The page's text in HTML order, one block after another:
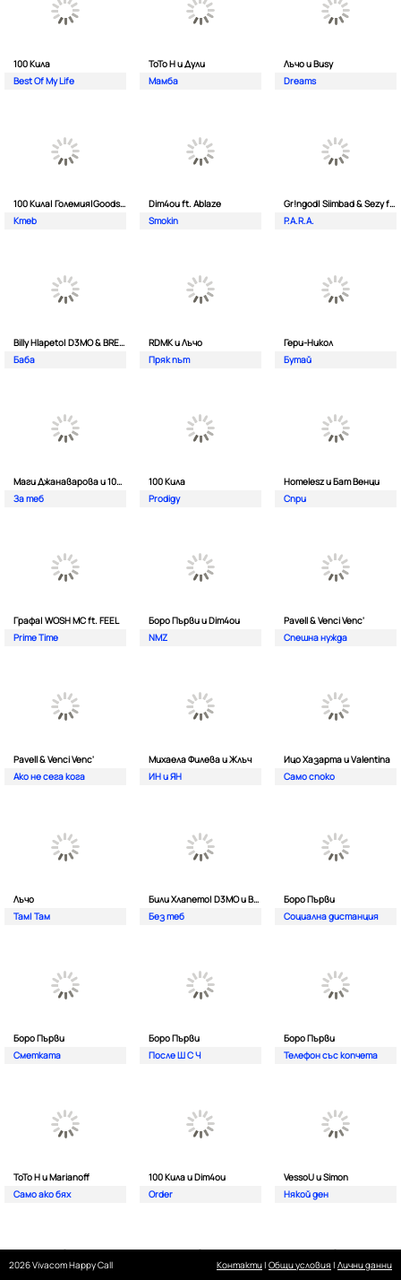
100 Кила
Best Of My Life
ToTo H и Дули
Мамба
Лъчо и Busy
Dreams
100 Кила| Големия|Goodslav и 2 Лица
Kmeb
Dim4ou ft. Ablaze
Smokin
Gr!ngod| Siimbad & Sezy ft. Djaany
P.A.R.A.
Billy Hlapeto| D3MO & BREVIS
Баба
RDMK и Лъчо
Пряк път
Гери-Никол
Бутай
Маги Джанаварова и 100 Кила
За теб
100 Кила
Prodigy
Homelesz и Бат Венци
Спри
Графа| WOSH MC ft. FEEL
Prime Time
Боро Първи и Dim4ou
NMZ
Pavell & Venci Venc'
Спешна нужда
Pavell & Venci Venc'
Ако не сега кога
Михаела Филева и Жлъч
ИН и ЯН
Ицо Хазарта и Valentina
Само споко
Лъчо
Там| Там
Били Хлапето| D3MO и BREVIS
Без теб
Боро Първи
Социална дистанция
Боро Първи
Сметката
Боро Първи
После Ш С Ч
Боро Първи
Телефон със копчета
ТоТо Н и Marianoff
Само ако бях
100 Кила и Dim4ou
Order
VessoU и Simon
Някой ден
2026 Vivacom Happy Call Контакти| Общи условия | Лични данни